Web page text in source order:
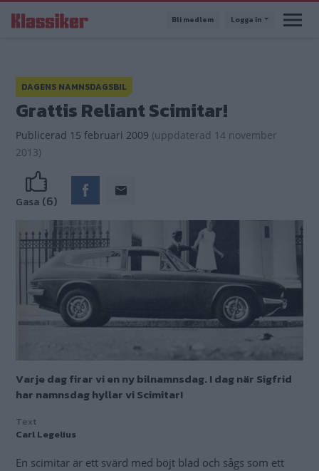
till
Bli medlem Logga in
DAGENS NAMNSDAGSBIL
Grattis Reliant Scimitar!
Publicerad 15 februari 2009 (uppdaterad 14 november
2013)
Gasa (6)
Varje dag firar vi en ny bilnamnsdag. I dag när Sigfrid
har namnsdag hyllar vi Scimitar!
Text
Carl Legelius
En scimitar är ett svärd med böjt blad och sågs som ett